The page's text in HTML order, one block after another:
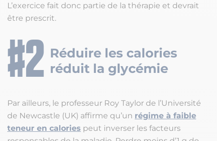
L’exercice fait donc partie de la thérapie et devrait
être prescrit.
Réduire les calories
réduit la glycémie
Par ailleurs, le professeur Roy Taylor de l’Université
de Newcastle (UK) affirme qu’un régime à faible
teneur en calories peut inverser les facteurs